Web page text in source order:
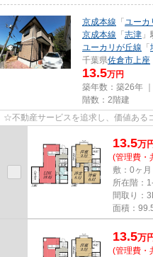
京成本線 「 ユーカ
京成本線 「 志津
ユーカリが丘線 「
千葉県佐倉市上座
13.5万円
築年数：築26年
階数：2階建
☆不動産サービスを追求し、価値ある
13.5万
(管理費・
敷：0ヶ
所在階：
間取り：
面積：
13.5万
(管理費・